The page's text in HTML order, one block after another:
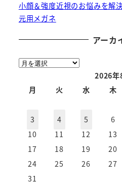
小顔＆強度近視のお悩みを解
元用メガネ
アーカ
ア
2026年
月
火 水 木
3
4 5 6
10
11 12 13
17
18 19 20
24
25 26 27
31